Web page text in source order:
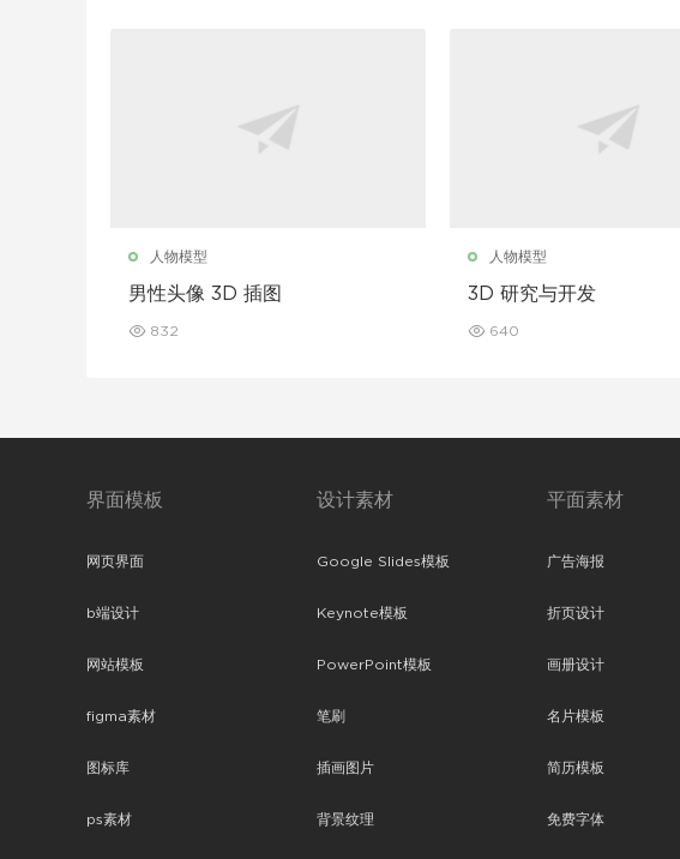
人物模型
男性头像 3D 插图
832
人物模型
3D 研究与开发
640
界面模板
网页界面
b端设计
网站模板
figma素材
图标库
ps素材
设计素材
Google Slides模板
Keynote模板
PowerPoint模板
笔刷
插画图片
背景纹理
平面素材
广告海报
折页设计
画册设计
名片模板
简历模板
免费字体